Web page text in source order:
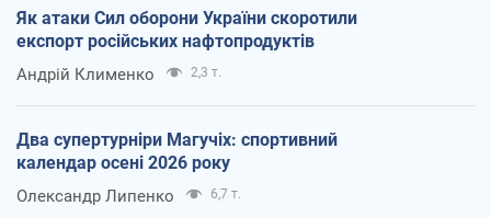
Як атаки Сил оборони України скоротили
експорт російських нафтопродуктів
Андрій Клименко 2,3 т.
Два супертурніри Магучіх: спортивний
календар осені 2026 року
Олександр Липенко 6,7 т.